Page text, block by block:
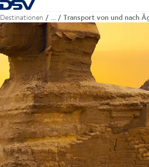
Zurück zur Startseite
Destinationen … Transport von und nach